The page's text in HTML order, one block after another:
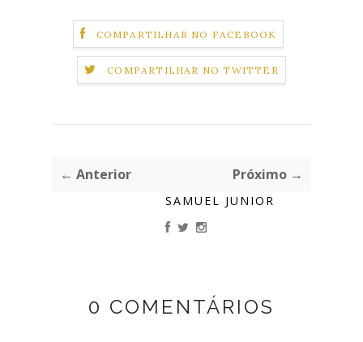
COMPARTILHAR NO FACEBOOK
COMPARTILHAR NO TWITTER
← Anterior Próximo →
SAMUEL JUNIOR
0 COMENTÁRIOS